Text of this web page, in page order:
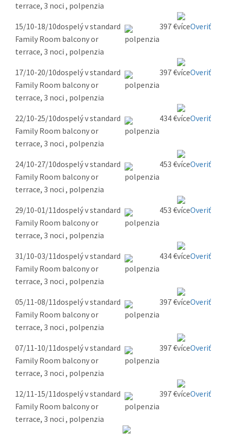
terrace, 3 noci , polpenzia
15/10-18/10dospelý v standard
Family Room balcony or
terrace, 3 noci , polpenzia
397 € Overiť
17/10-20/10dospelý v standard
Family Room balcony or
terrace, 3 noci , polpenzia
397 € Overiť
22/10-25/10dospelý v standard
Family Room balcony or
terrace, 3 noci , polpenzia
434 € Overiť
24/10-27/10dospelý v standard
Family Room balcony or
terrace, 3 noci , polpenzia
453 € Overiť
29/10-01/11dospelý v standard
Family Room balcony or
terrace, 3 noci , polpenzia
453 € Overiť
31/10-03/11dospelý v standard
Family Room balcony or
terrace, 3 noci , polpenzia
434 € Overiť
05/11-08/11dospelý v standard
Family Room balcony or
terrace, 3 noci , polpenzia
397 € Overiť
07/11-10/11dospelý v standard
Family Room balcony or
terrace, 3 noci , polpenzia
397 € Overiť
12/11-15/11dospelý v standard
Family Room balcony or
terrace, 3 noci , polpenzia
397 € Overiť